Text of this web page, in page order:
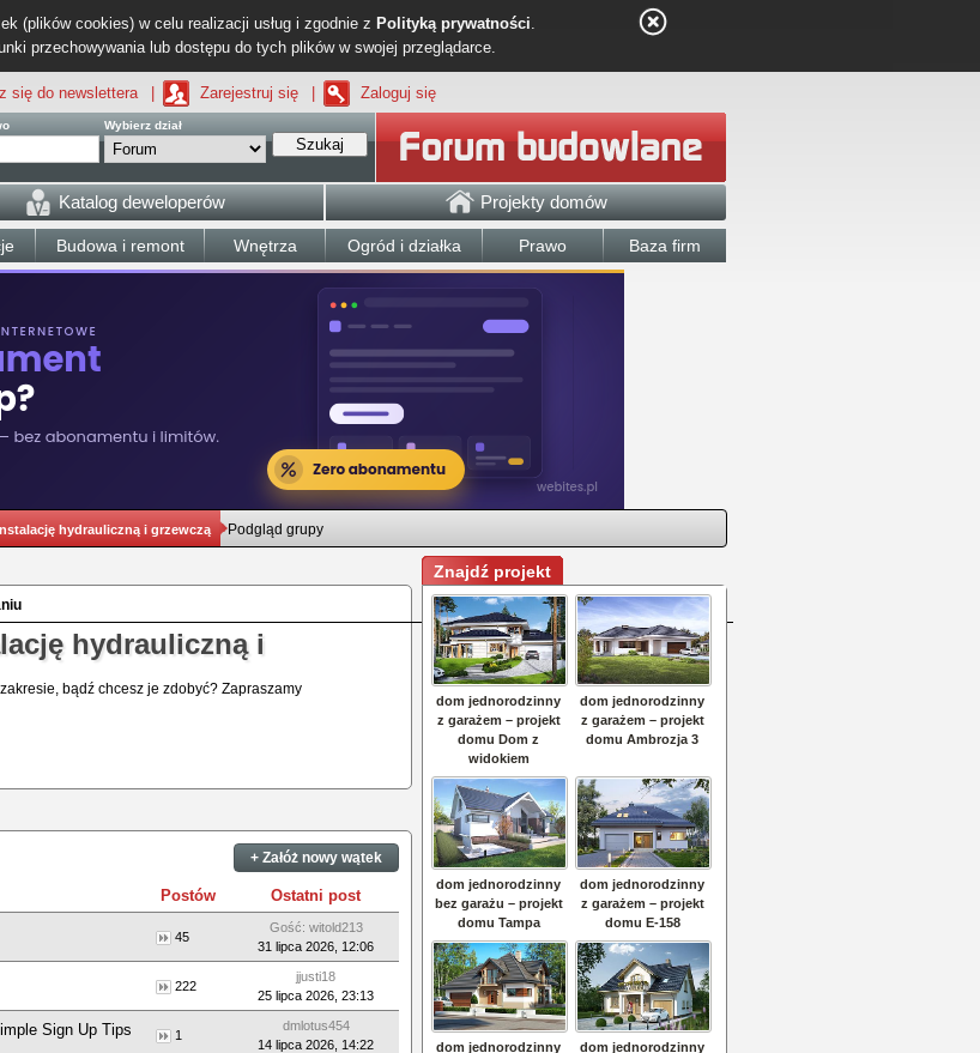
(plików cookies) w celu realizacji usług i zgodnie z Polityką prywatności.
przechowywania lub dostępu do tych plików w swojej przeglądarce.
się do newslettera Zarejestruj się Zaloguj się
Wybierz dział
Szukaj
Katalog deweloperów Projekty domów
Budowa i remont Wnętrza Ogród i działka Prawo Baza firm
hydrauliczną i grzewczą Podgląd grupy
hydrauliczną i
bądź chcesz je zdobyć? Zapraszamy
+ Załóż nowy wątek
Postów
Ostatni post
45
Gość: witold213
31 lipca 2026, 12:06
222
jjusti18
25 lipca 2026, 23:13
Sign Up Tips 1
dmlotus454
14 lipca 2026, 14:22
Znajdź projekt